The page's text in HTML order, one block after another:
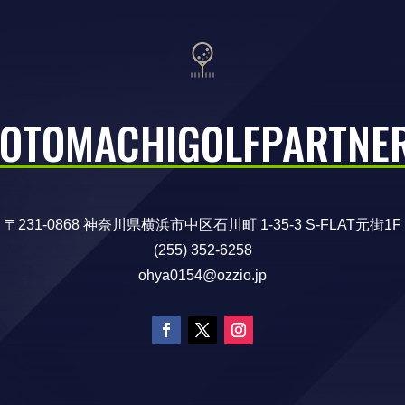
〒231-0868 神奈川県横浜市中区石川町 1-35-3 S-FLAT元街1F
(255) 352-6258
ohya0154@ozzio.jp